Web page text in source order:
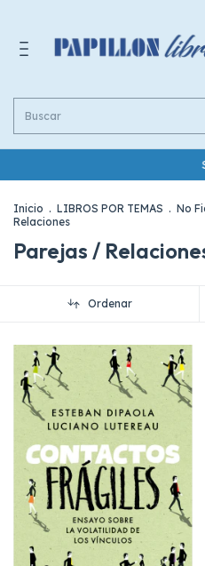
Inicio . LIBROS POR TEMAS . No
Relaciones
Parejas /
Ordenar